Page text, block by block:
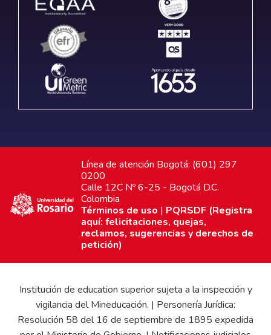
Línea de atención Bogotá: (601) 297
0200
Calle 12C Nº 6-25 - Bogotá D.C.
Colombia
Términos de uso | PQRSDF (Registra
aquí: felicitaciones, quejas,
reclamos, sugerencias y derechos de
petición)
Institución de education superior sujeta a la inspección y
vigilancia del Mineducación. | Personería Jurídica:
Resolución 58 del 16 de septiembre de 1895 expedida